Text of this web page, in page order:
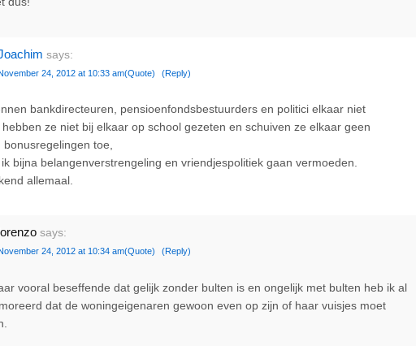
says:
24, 2012 at 10:33 am(Quote) (Reply)
bankdirecteuren, pensioenfondsbestuurders en politici elkaar niet
ze niet bij elkaar op school gezeten en schuiven ze elkaar geen
toe,
bijna belangenverstrengeling en vriendjespolitiek gaan vermoeden.
allemaal.
says:
24, 2012 at 10:34 am(Quote) (Reply)
vooral beseffende dat gelijk zonder bulten is en ongelijk met bulten heb ik al
dat de woningeigenaren gewoon even op zijn of haar vuisjes moet